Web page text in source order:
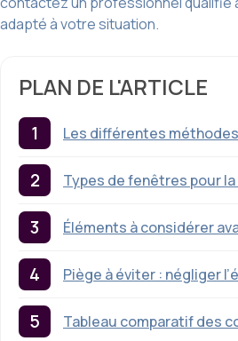
adapté à votre situation.
PLAN DE L'ARTICLE
Les différentes
Types de fenêtres pour
Éléments à considérer
Piège à éviter : négliger
Tableau comparatif des